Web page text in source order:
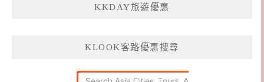
KKDAY旅遊優惠
KLOOK客路優惠搜尋